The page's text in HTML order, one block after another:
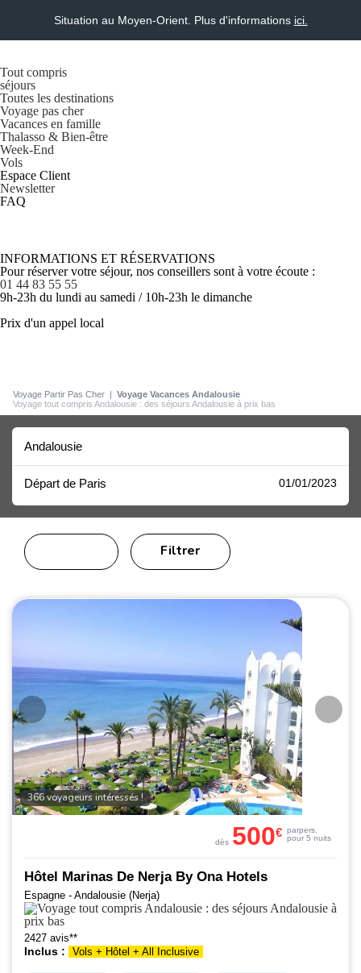
Situation au Moyen-Orient. Plus d'informations ici.
Tout compris
séjours
Toutes les destinations
Voyage pas cher
Vacances en famille
Thalasso & Bien-être
Week-End
Vols
Espace Client
Newsletter
FAQ
INFORMATIONS ET RÉSERVATIONS
Pour réserver votre séjour, nos conseillers sont à votre écoute :
01 44 83 55 55
9h-23h du lundi au samedi / 10h-23h le dimanche
Prix d'un appel local
Voyage Partir Pas Cher | Voyage Vacances Andalousie
Voyage tout compris Andalousie : des séjours Andalousie à prix bas
Andalousie
Départ de Paris 01/01/2023
Filtrer
366 voyageurs intéressés !
Hôtel Marinas De Nerja By Ona Hotels
Espagne - Andalousie (Nerja)
2427 avis**
Inclus : Vols + Hôtel + All Inclusive
dès 500€ parpers.
pour 5 nuits